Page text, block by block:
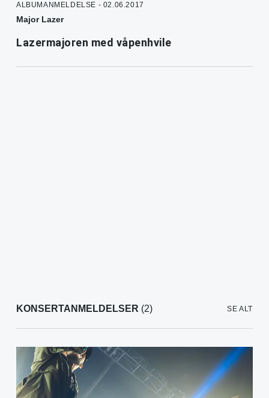
ALBUMANMELDELSE - 02.06.2017
Major Lazer
Lazermajoren med våpenhvile
KONSERTANMELDELSER (2) SE ALT